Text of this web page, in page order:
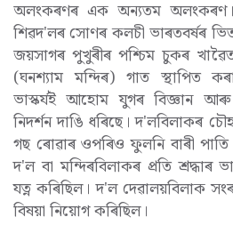
অলংকৰণৰ এক অন্যতম অলংকৰণ।
শিৱদ'লৰ সোণৰ কলচী ভাৰতবৰ্ষৰ
জয়সাগৰ পুখুৰীৰ পশ্চিম চুকৰ
(ঘনশ্যাম মন্দিৰ) গাত স্থাপিত
ভাস্কৰ্যই আহোম যুগৰ বিজ্ঞান
নিদৰ্শন দাঙি ধৰিছে। দ'লবিলাকৰ
গছ ৰোৱাৰ ওপৰিও ফুলনি বাৰী পাতি
দ'ল বা মন্দিৰবিলাকৰ প্ৰতি
যত্ন কৰিছিল। দ'ল দেৱালয়বিলাক
বিষয়া নিয়োগ কৰিছিল।